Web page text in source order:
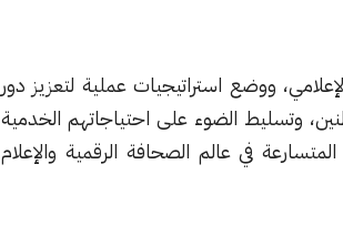
ووضع استراتيجيات عملية لتعزيز دور
وتسليط الضوء على احتياجاتهم الخدمية
في عالم الصحافة الرقمية والإعلام